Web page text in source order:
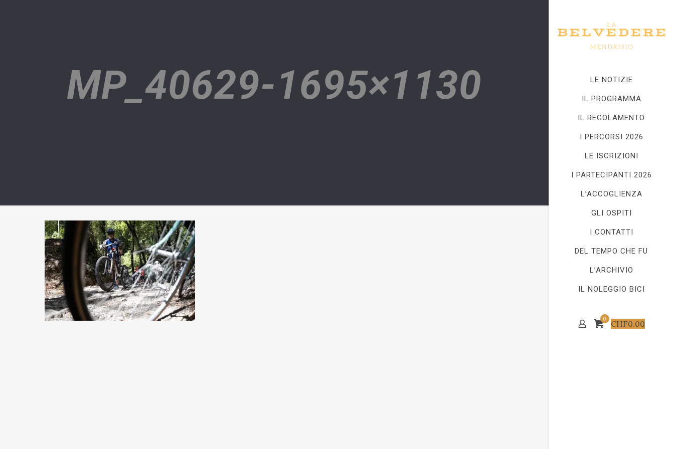
LE NOTIZIE
IL PROGRAMMA
IL REGOLAMENTO
I PERCORSI 2026
LE ISCRIZIONI
I PARTECIPANTI 2026
L’ACCOGLIENZA
GLI OSPITI
I CONTATTI
DEL TEMPO CHE FU
L’ARCHIVIO
IL NOLEGGIO BICI
0 CHF0.00
MP_40629-1695×1130